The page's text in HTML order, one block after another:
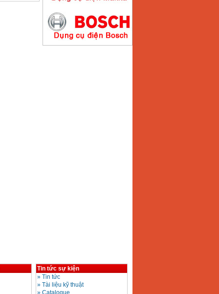
Máy hàn que điện tử
Hồng ký HK200E
Tin tức sự kiện
» Tin tức
» Tài liệu kỹ thuật
» Catalogue